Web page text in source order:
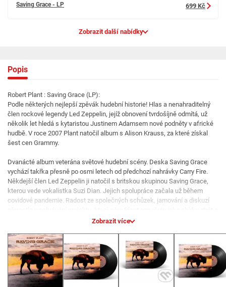
Saving Grace - LP 699 Kč
Zobrazit další nabídky
Popis
Robert Plant : Saving Grace (LP):
Podle některých nejlepší zpěvák hudební historie! Hlas a nenahraditelný
člen rockové legendy Led Zeppelin, jejíž obnovení tvrdošíjně odmítá, už
několik let hledá s kytaristou Justinem Adamsem nové podněty v africké
hudbě. V roce 2007 Plant natočil album s Alison Krauss, za které získal
šest cen Grammy.
Dvanácté album veterána světové hudební scény. Deska Saving Grace
vychází takřka přesně po osmi letech od předchozí nahrávky Carry Fire.
Někdejší člen Led Zeppelin ji natočil s britskou skupinou Saving Grace,
kterou vede vokalistka Suzi Dian. Jejich spolupráce začala už během
covidové pandemie. Radost ze společných schůzek, jamování a diskuzí
nálezů. Deska bude k dispozici na CD i LP.
Tracklist:
1. Chevrolet [02:38]
2. As I Roved Out [06:10]
3. It's A Beautiful Day Today [03:41]
Zobrazit více